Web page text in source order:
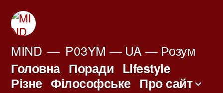
Перейти
до
вмісту
MIND P03YM — UA — Розум
Головна Поради Lifestyle
Різне Філософське Про сайт